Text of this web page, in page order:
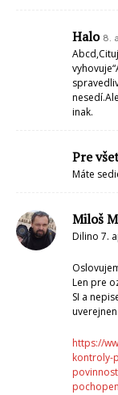
Halo 8.
inak.
Pre
Máte
Miloš
Dilino 7.
Len pre
SI a
https://
kontroly-